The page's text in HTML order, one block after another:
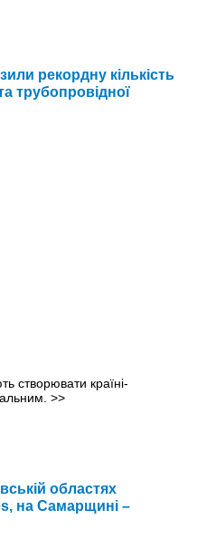
рекордну кількість
трубопровідної
створювати країні-
>>
областях
на Самарщині –